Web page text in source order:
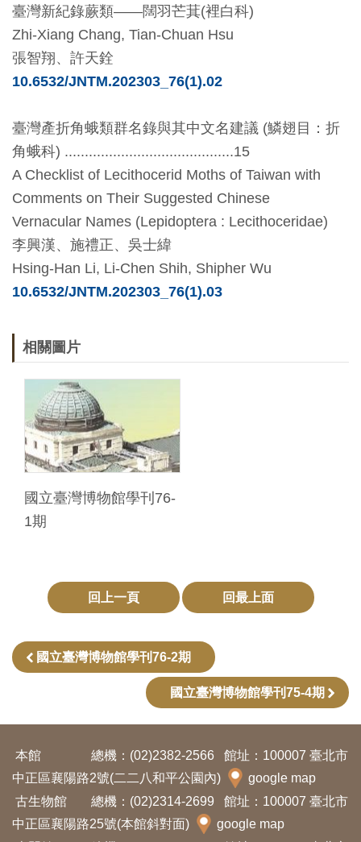
務
政
府
開
資
訊
隱
私
權
與
訊
安
告
料
開
著
作
回
首
頁
臺灣新紀錄蕨類――闊羽芒萁(裡白科)
Zhi-Xiang Chang, Tian-Chuan Hsu
張智翔、許天銓
10.6532/JNTM.202303_76(1).02
臺灣產折角蛾類群名錄與其中文名建議 (鱗翅目：折
角蛾科) ..........................................15
A Checklist of Lecithocerid Moths of Taiwan with
Comments on Their Suggested Chinese
Vernacular Names (Lepidoptera : Lecithoceridae)
李興漢、施禮正、吳士緯
Hsing-Han Li, Li-Chen Shih, Shipher Wu
10.6532/JNTM.202303_76(1).03
相關圖片
國立臺灣博物館學刊76-
1期
回上一頁 回最上面
國立臺灣博物館學刊76-2期
國立臺灣博物館學刊75-4期
本館 總機：(02)2382-2566
館址：100007 臺北市
中正區襄陽路2號(二二八和平公園內)
google map
古生物館
總機：(02)2314-2699
館址：100007 臺北市
中正區襄陽路25號(本館斜對面)
google map